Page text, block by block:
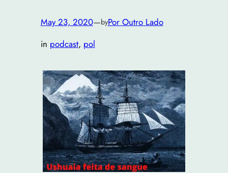
May 23, 2020—byPor Outro Lado
in podcast, pol